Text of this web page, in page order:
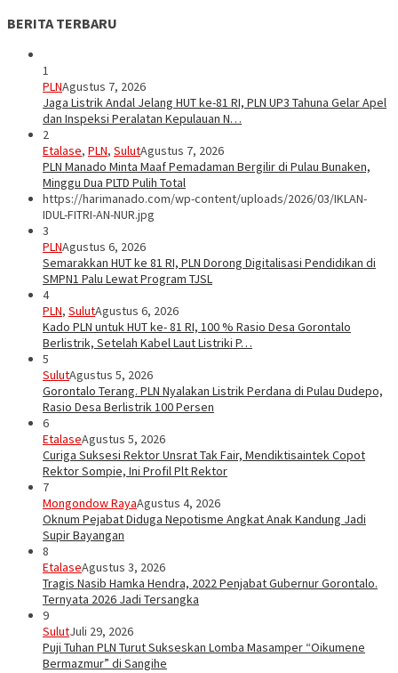
BERITA TERBARU
1
PLNAgustus 7, 2026
Jaga Listrik Andal Jelang HUT ke-81 RI, PLN UP3 Tahuna Gelar Apel
dan Inspeksi Peralatan Kepulauan N…
2
Etalase, PLN, SulutAgustus 7, 2026
PLN Manado Minta Maaf Pemadaman Bergilir di Pulau Bunaken,
Minggu Dua PLTD Pulih Total
https://harimanado.com/wp-content/uploads/2026/03/IKLAN-
IDUL-FITRI-AN-NUR.jpg
3
PLNAgustus 6, 2026
Semarakkan HUT ke 81 RI, PLN Dorong Digitalisasi Pendidikan di
SMPN1 Palu Lewat Program TJSL
4
PLN, SulutAgustus 6, 2026
Kado PLN untuk HUT ke- 81 RI, 100 % Rasio Desa Gorontalo
Berlistrik, Setelah Kabel Laut Listriki P…
5
SulutAgustus 5, 2026
Gorontalo Terang. PLN Nyalakan Listrik Perdana di Pulau Dudepo,
Rasio Desa Berlistrik 100 Persen
6
EtalaseAgustus 5, 2026
Curiga Suksesi Rektor Unsrat Tak Fair, Mendiktisaintek Copot
Rektor Sompie, Ini Profil Plt Rektor
7
Mongondow RayaAgustus 4, 2026
Oknum Pejabat Diduga Nepotisme Angkat Anak Kandung Jadi
Supir Bayangan
8
EtalaseAgustus 3, 2026
Tragis Nasib Hamka Hendra, 2022 Penjabat Gubernur Gorontalo.
Ternyata 2026 Jadi Tersangka
9
SulutJuli 29, 2026
Puji Tuhan PLN Turut Sukseskan Lomba Masamper “Oikumene
Bermazmur” di Sangihe